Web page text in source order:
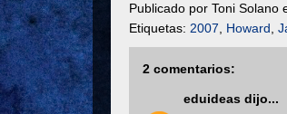
Publicado por Toni Solano
Etiquetas: 2007 Howard
2 comentarios:
eduideas dijo...